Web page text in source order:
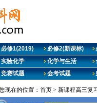
必修1(2019) 必修2(新课标)
实验化学 化学与生活
竞赛试题 会考试题
现在的位置： 首页 > 新课程高三复